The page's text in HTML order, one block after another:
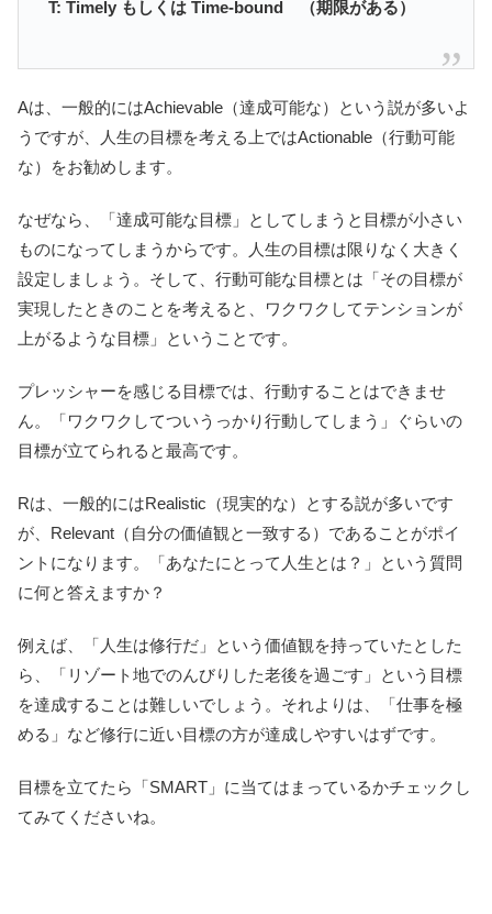
T: Timely もしくは Time-bound （期限がある）
Aは、一般的にはAchievable（達成可能な）という説が多いよ
うですが、人生の目標を考える上ではActionable（行動可能
な）をお勧めします。
なぜなら、「達成可能な目標」としてしまうと目標が小さい
ものになってしまうからです。人生の目標は限りなく大きく
設定しましょう。そして、行動可能な目標とは「その目標が
実現したときのことを考えると、ワクワクしてテンションが
上がるような目標」ということです。
プレッシャーを感じる目標では、行動することはできませ
ん。「ワクワクしてついうっかり行動してしまう」ぐらいの
目標が立てられると最高です。
Rは、一般的にはRealistic（現実的な）とする説が多いです
が、Relevant（自分の価値観と一致する）であることがポイ
ントになります。「あなたにとって人生とは？」という質問
に何と答えますか？
例えば、「人生は修行だ」という価値観を持っていたとした
ら、「リゾート地でのんびりした老後を過ごす」という目標
を達成することは難しいでしょう。それよりは、「仕事を極
める」など修行に近い目標の方が達成しやすいはずです。
目標を立てたら「SMART」に当てはまっているかチェックし
てみてくださいね。